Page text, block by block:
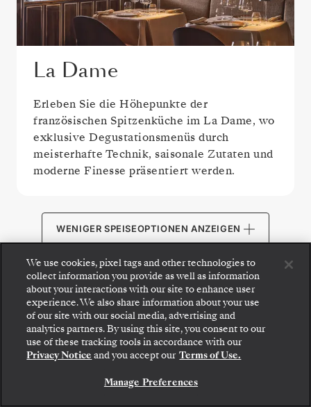
La Dame
Erleben Sie die Höhepunkte der
französischen Spitzenküche im La Dame, wo
exklusive Degustationsmenüs durch
meisterhafte Technik, saisonale Zutaten und
moderne Finesse präsentiert werden.
WENIGER SPEISEOPTIONEN ANZEIGEN
ÖFFENTLICHE BEREICHE
We use cookies, pixel tags and other technologies to
collect information you provide as well as information
about your interactions with our site to enhance user
experience. We also share information about your use
of our site with our social media, advertising and
analytics partners. By using this site, you consent to our
use of these tracking tools in accordance with our
Privacy Notice and you accept our Terms of Use.
Manage Preferences